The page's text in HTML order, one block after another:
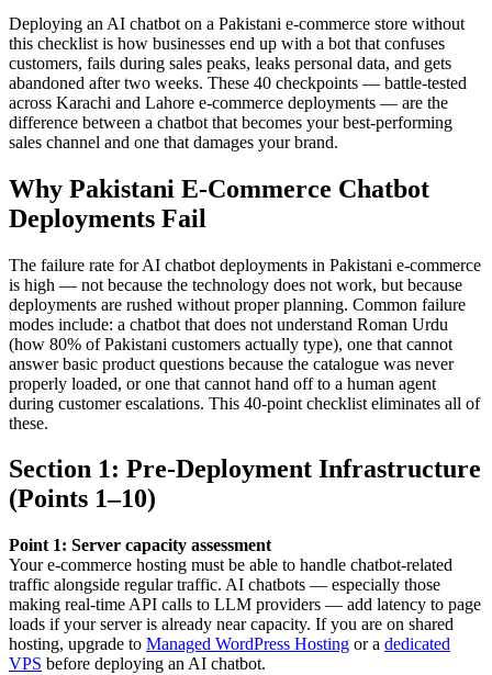
Deploying an AI chatbot on a Pakistani e-commerce store without
this checklist is how businesses end up with a bot that confuses
customers, fails during sales peaks, leaks personal data, and gets
abandoned after two weeks. These 40 checkpoints — battle-tested
across Karachi and Lahore e-commerce deployments — are the
difference between a chatbot that becomes your best-performing
sales channel and one that damages your brand.
Why Pakistani E-Commerce Chatbot
Deployments Fail
The failure rate for AI chatbot deployments in Pakistani e-commerce
is high — not because the technology does not work, but because
deployments are rushed without proper planning. Common failure
modes include: a chatbot that does not understand Roman Urdu
(how 80% of Pakistani customers actually type), one that cannot
answer basic product questions because the catalogue was never
properly loaded, or one that cannot hand off to a human agent
during customer escalations. This 40-point checklist eliminates all of
these.
Section 1: Pre-Deployment Infrastructure
(Points 1–10)
Point 1: Server capacity assessment
Your e-commerce hosting must be able to handle chatbot-related
traffic alongside regular traffic. AI chatbots — especially those
making real-time API calls to LLM providers — add latency to page
loads if your server is already near capacity. If you are on shared
hosting, upgrade to Managed WordPress Hosting or a dedicated
VPS before deploying an AI chatbot.